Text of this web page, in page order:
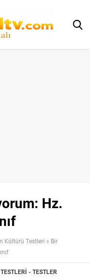
Hz.
Kültürü Testleri » Bir
TESTLER